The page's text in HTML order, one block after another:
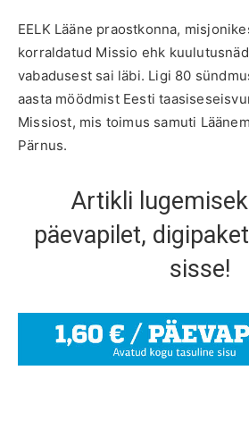
EELK Lääne praostkonna,
korraldatud Missio ehk
vabadusest sai läbi. Ligi 80
aasta möödmist Eesti
Missiost, mis toimus samuti
Pärnus.
Artikli
päevapilet,
sisse!